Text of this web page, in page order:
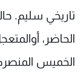
تاريخي سليم.
الحاضر،
الخميس